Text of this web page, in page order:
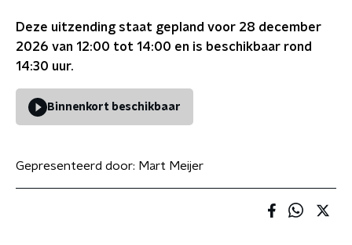
Deze uitzending staat gepland voor 28 december
2026 van 12:00 tot 14:00 en is beschikbaar rond
14:30 uur.
Binnenkort beschikbaar
Gepresenteerd door: Mart Meijer